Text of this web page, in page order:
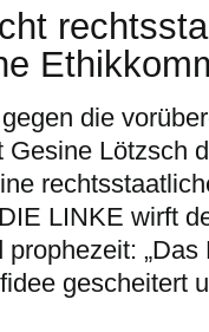
die
Lötzsch
LINKE wirft
„Das
gescheitert